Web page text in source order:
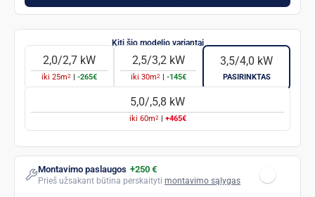
2,0/2,7 kW
iki 25m2 -265€
2,5/3,2 kW
iki 30m2 -145€
3,5/4,0 kW
PASIRINKTAS
5,0/,5,8 kW
iki 60m2 +465€
Montavimo paslaugos +250 €
Prieš užsakant būtina perskaityti montavimo sąlygas